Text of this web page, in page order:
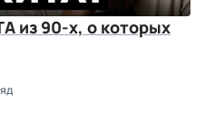
90-х, о которых